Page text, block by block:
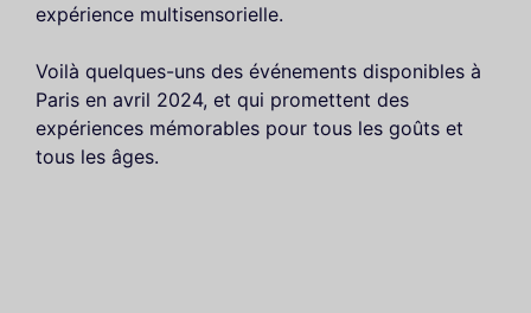
expérience multisensorielle.
Voilà quelques-uns des événements disponibles à
Paris en avril 2024, et qui promettent des
expériences mémorables pour tous les goûts et
tous les âges.